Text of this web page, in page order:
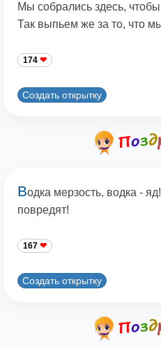
Мы собрались здесь,
Так выпьем же за то, что
174
Создать открытку
Водка мерзость, водка -
повредят!
167
Создать открытку